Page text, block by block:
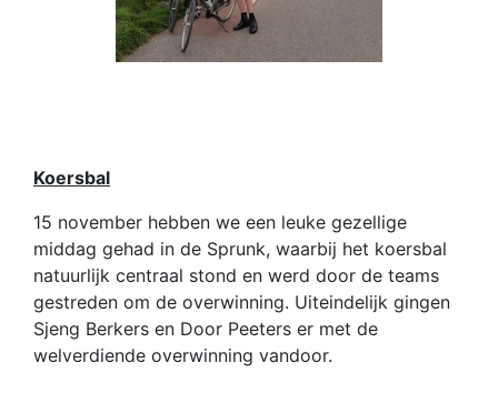
Koersbal
15 november hebben we een leuke gezellige
middag gehad in de Sprunk, waarbij het koersbal
natuurlijk centraal stond en werd door de teams
gestreden om de overwinning. Uiteindelijk gingen
Sjeng Berkers en Door Peeters er met de
welverdiende overwinning vandoor.